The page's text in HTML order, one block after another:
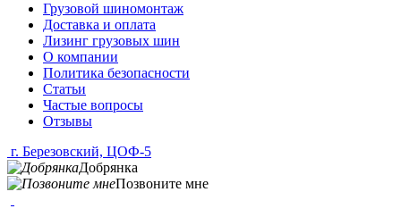
Грузовой шиномонтаж
Доставка и оплата
Лизинг грузовых шин
О компании
Политика безопасности
Статьи
Частые вопросы
Отзывы
г. Березовский, ЦОФ-5
Добрянка
Позвоните мне